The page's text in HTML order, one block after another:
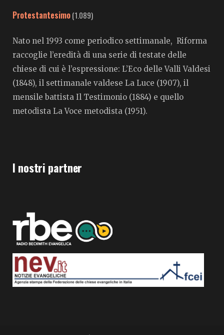
Protestantesimo(1.089)
Nato nel 1993 come periodico settimanale, Riforma
raccoglie l’eredità di una serie di testate delle
chiese di cui è l’espressione: L’Eco delle Valli Valdesi
(1848), il settimanale valdese La Luce (1907), il
mensile battista Il Testimonio (1884) e quello
metodista La Voce metodista (1951).
I nostri partner